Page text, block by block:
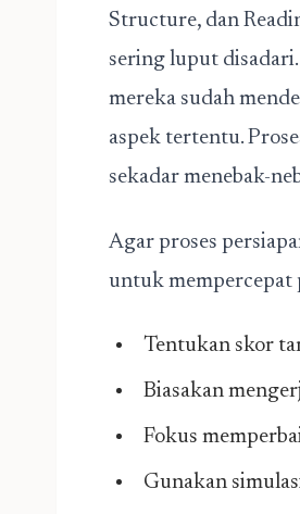
Structure, dan
sering luput
mereka sudah
aspek tertentu.
sekadar menebak-
Agar proses
untuk mempercepat
Tentukan skor
Biasakan
Fokus
Gunakan